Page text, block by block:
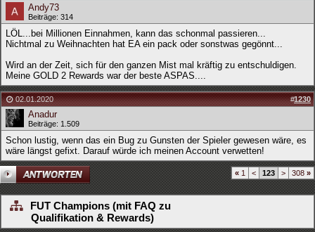
Andy73
Beiträge: 314
LÖL...bei Millionen Einnahmen, kann das schonmal passieren...
Nichtmal zu Weihnachten hat EA ein pack oder sonstwas gegönnt...
Wird an der Zeit, sich für den ganzen Mist mal kräftig zu entschuldigen.
Meine GOLD 2 Rewards war der beste ASPAS....
02.01.2020 #1230
Anadur
Beiträge: 1.509
Schon lustig, wenn das ein Bug zu Gunsten der Spieler gewesen wäre, es
wäre längst gefixt. Darauf würde ich meinen Account verwetten!
« 1 < 123 > 308 »
FUT Champions (mit FAQ zu
Qualifikation & Rewards)